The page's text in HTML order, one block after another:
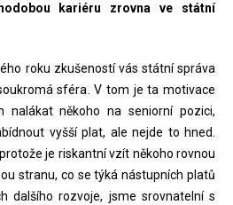
kariéru zrovna ve státní
roku zkušeností vás státní správa
sféra. V tom je ta motivace
nalákat někoho na seniorní pozici,
vyšší plat, ale nejde to hned.
je riskantní vzít někoho rovnou
stranu, co se týká nástupních platů
dalšího rozvoje, jsme srovnatelní s